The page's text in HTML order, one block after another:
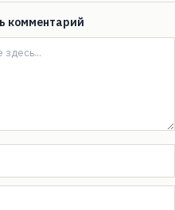
комментарий